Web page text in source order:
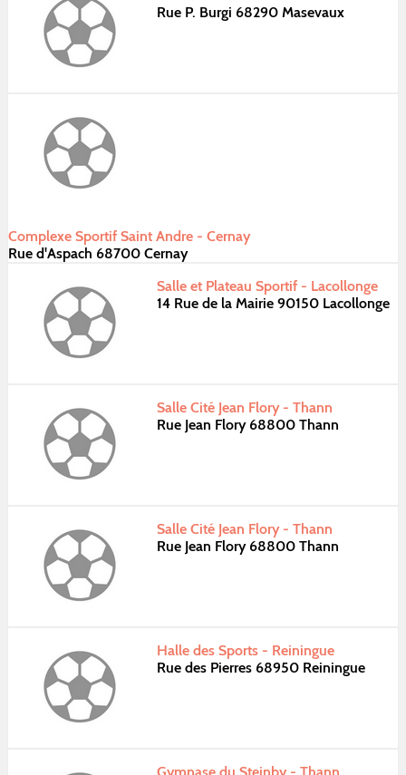
Rue P. Burgi 68290 Masevaux
Complexe Sportif Saint Andre - Cernay
Rue d'Aspach 68700 Cernay
Salle et Plateau Sportif - Lacollonge
14 Rue de la Mairie 90150 Lacollonge
Salle Cité Jean Flory - Thann
Rue Jean Flory 68800 Thann
Salle Cité Jean Flory - Thann
Rue Jean Flory 68800 Thann
Halle des Sports - Reiningue
Rue des Pierres 68950 Reiningue